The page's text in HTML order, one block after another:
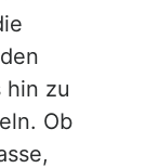
hin zu
Ob